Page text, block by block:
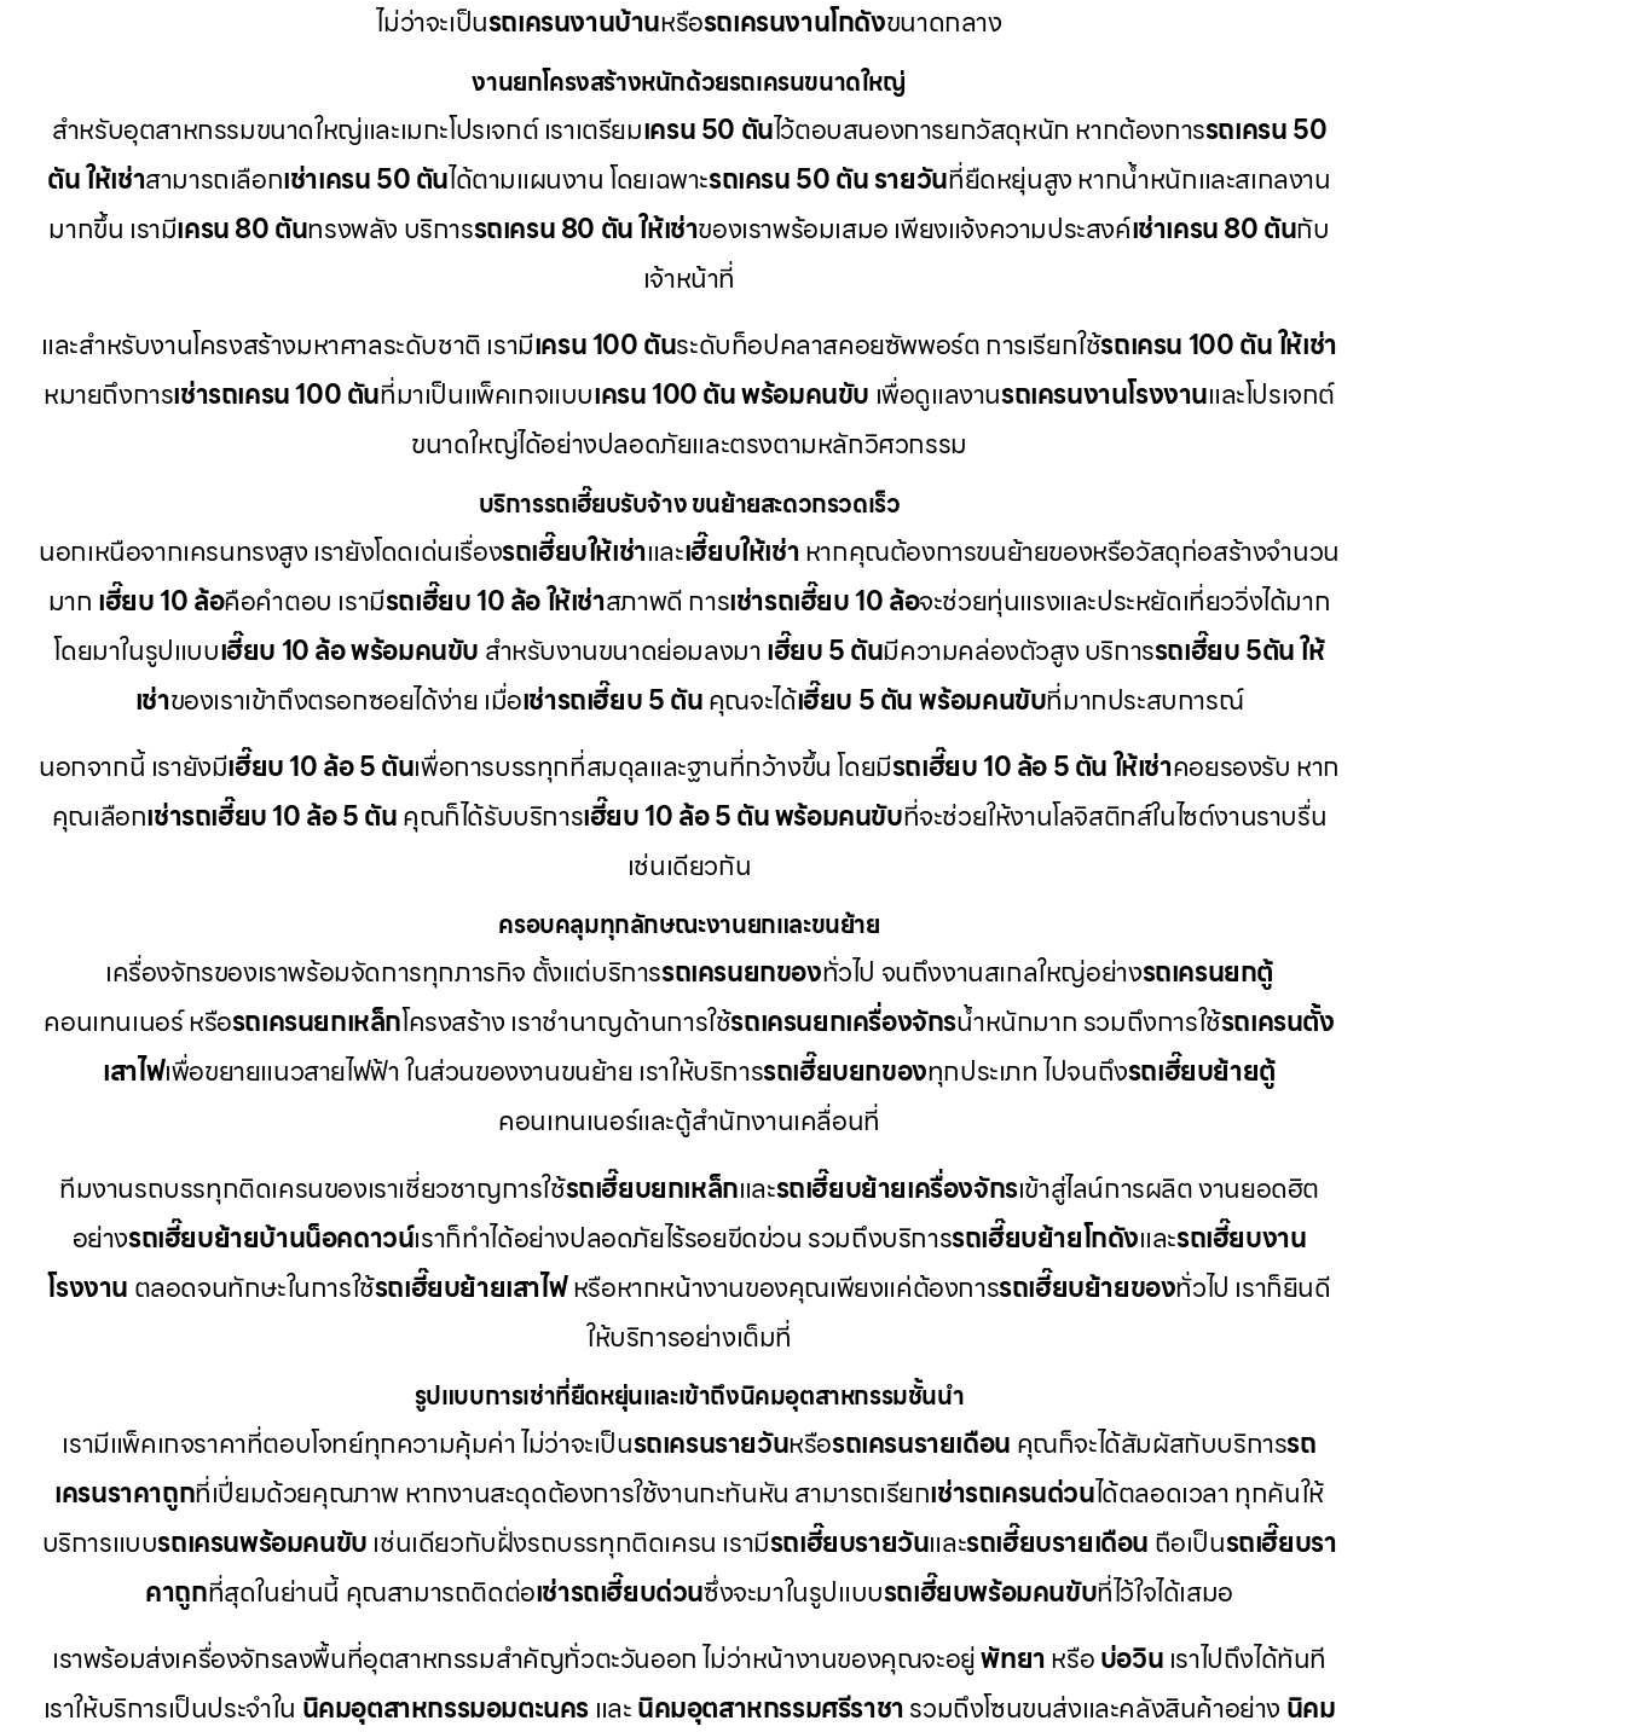
ไม่ว่าจะเป็นรถเครนงานบ้านหรือรถเครนงานโกดังขนาดกลาง
งานยกโครงสร้างหนักด้วยรถเครนขนาดใหญ่
สำหรับอุตสาหกรรมขนาดใหญ่และเมกะโปรเจกต์ เราเตรียมเครน 50 ตันไว้ตอบสนองการยกวัสดุหนัก หากต้องการรถเครน 50
ตัน ให้เช่าสามารถเลือกเช่าเครน 50 ตันได้ตามแผนงาน โดยเฉพาะรถเครน 50 ตัน รายวันที่ยืดหยุ่นสูง หากน้ำหนักและสเกลงาน
มากขึ้น เรามีเครน 80 ตันทรงพลัง บริการรถเครน 80 ตัน ให้เช่าของเราพร้อมเสมอ เพียงแจ้งความประสงค์เช่าเครน 80 ตันกับ
เจ้าหน้าที่
และสำหรับงานโครงสร้างมหาศาลระดับชาติ เรามีเครน 100 ตันระดับท็อปคลาสคอยซัพพอร์ต การเรียกใช้รถเครน 100 ตัน ให้เช่า
หมายถึงการเช่ารถเครน 100 ตันที่มาเป็นแพ็คเกจแบบเครน 100 ตัน พร้อมคนขับ เพื่อดูแลงานรถเครนงานโรงงานและโปรเจกต์
ขนาดใหญ่ได้อย่างปลอดภัยและตรงตามหลักวิศวกรรม
บริการรถเฮี๊ยบรับจ้าง ขนย้ายสะดวกรวดเร็ว
นอกเหนือจากเครนทรงสูง เรายังโดดเด่นเรื่องรถเฮี๊ยบให้เช่าและเฮี๊ยบให้เช่าหากคุณต้องการขนย้ายของหรือวัสดุก่อสร้างจำนวน
มาก เฮี๊ยบ 10 ล้อคือคำตอบ เรามีรถเฮี๊ยบ 10 ล้อ ให้เช่าสภาพดี การเช่ารถเฮี๊ยบ 10 ล้อจะช่วยทุ่นแรงและประหยัดเที่ยววิ่งได้มาก
โดยมาในรูปแบบเฮี๊ยบ 10 ล้อ พร้อมคนขับ สำหรับงานขนาดย่อมลงมาเฮี๊ยบ 5 ตันมีความคล่องตัวสูง บริการรถเฮี๊ยบ 5ตัน ให้
เช่าของเราเข้าถึงตรอกซอยได้ง่าย เมื่อเช่ารถเฮี๊ยบ 5 ตันคุณจะได้เฮี๊ยบ 5 ตัน พร้อมคนขับที่มากประสบการณ์
นอกจากนี้ เรายังมีเฮี๊ยบ 10 ล้อ 5 ตันเพื่อการบรรทุกที่สมดุลและฐานที่กว้างขึ้น โดยมีรถเฮี๊ยบ 10 ล้อ 5 ตัน ให้เช่าคอยรองรับ หาก
คุณเลือกเช่ารถเฮี๊ยบ 10 ล้อ 5 ตันคุณก็ได้รับบริการเฮี๊ยบ 10 ล้อ 5 ตัน พร้อมคนขับที่จะช่วยให้งานโลจิสติกส์ในไซต์งานราบรื่น
เช่นเดียวกัน
ครอบคลุมทุกลักษณะงานยกและขนย้าย
เครื่องจักรของเราพร้อมจัดการทุกภารกิจ ตั้งแต่บริการรถเครนยกของทั่วไป จนถึงงานสเกลใหญ่อย่างรถเครนยกตู้
คอนเทนเนอร์ หรือรถเครนยกเหล็กโครงสร้าง เราชำนาญด้านการใช้รถเครนยกเครื่องจักรน้ำหนักมาก รวมถึงการใช้รถเครนตั้ง
เสาไฟเพื่อขยายแนวสายไฟฟ้า ในส่วนของงานขนย้าย เราให้บริการรถเฮี๊ยบยกของทุกประเภท ไปจนถึงรถเฮี๊ยบย้ายตู้
คอนเทนเนอร์และตู้สำนักงานเคลื่อนที่
ทีมงานรถบรรทุกติดเครนของเราเชี่ยวชาญการใช้รถเฮี๊ยบยกเหล็กและรถเฮี๊ยบย้ายเครื่องจักรเข้าสู่ไลน์การผลิต งานยอดฮิต
อย่างรถเฮี๊ยบย้ายบ้านน็อคดาวน์เราก็ทำได้อย่างปลอดภัยไร้รอยขีดข่วน รวมถึงบริการรถเฮี๊ยบย้ายโกดังและรถเฮี๊ยบงาน
โรงงาน ตลอดจนทักษะในการใช้รถเฮี๊ยบย้ายเสาไฟหรือหากหน้างานของคุณเพียงแค่ต้องการรถเฮี๊ยบย้ายของทั่วไป เราก็ยินดี
ให้บริการอย่างเต็มที่
รูปแบบการเช่าที่ยืดหยุ่นและเข้าถึงนิคมอุตสาหกรรมชั้นนำ
เรามีแพ็คเกจราคาที่ตอบโจทย์ทุกความคุ้มค่า ไม่ว่าจะเป็นรถเครนรายวันหรือรถเครนรายเดือน คุณก็จะได้สัมผัสกับบริการรถ
เครนราคาถูกที่เปี่ยมด้วยคุณภาพ หากงานสะดุดต้องการใช้งานกะทันหัน สามารถเรียกเช่ารถเครนด่วนได้ตลอดเวลา ทุกคันให้
บริการแบบรถเครนพร้อมคนขับ เช่นเดียวกับฝั่งรถบรรทุกติดเครน เรามีรถเฮี๊ยบรายวันและรถเฮี๊ยบรายเดือน ถือเป็นรถเฮี๊ยบรา
คาถูกที่สุดในย่านนี้ คุณสามารถติดต่อเช่ารถเฮี๊ยบด่วนซึ่งจะมาในรูปแบบรถเฮี๊ยบพร้อมคนขับที่ไว้ใจได้เสมอ
เราพร้อมส่งเครื่องจักรลงพื้นที่อุตสาหกรรมสำคัญทั่วตะวันออก ไม่ว่าหน้างานของคุณจะอยู่พัทยาหรือบ่อวิน เราไปถึงได้ทันที
เราให้บริการเป็นประจำใน นิคมอุตสาหกรรมอมตะนครและนิคมอุตสาหกรรมศรีราชารวมถึงโซนขนส่งและคลังสินค้าอย่าง นิคม